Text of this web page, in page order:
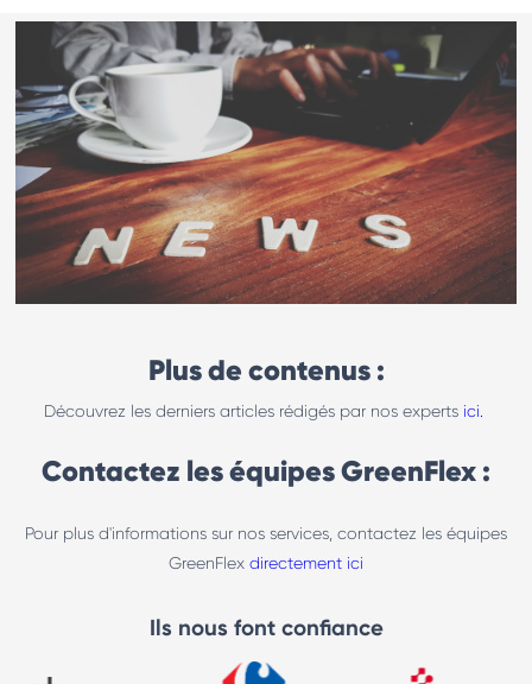
Plus de contenus :
Découvrez les derniers articles rédigés par nos experts ici.
Contactez les équipes GreenFlex :
Pour plus d'informations sur nos services, contactez les équipes
GreenFlex directement ici
Ils nous font confiance